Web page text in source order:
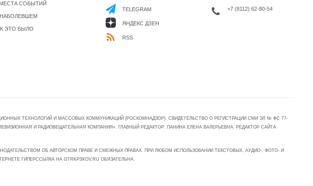
СОБЫТИЙ
ЭТО БЫЛО
TELEGRAM
ЯНДЕКС ДЗЕН
RSS
+7 (8112) 62-80-54
ТЕХНОЛОГИЙ И МАССОВЫХ КОММУНИКАЦИЙ (РОСКОМНАДЗОР). СВИДЕТЕЛЬСТВО О РЕГИСТРАЦИИ СМИ ЭЛ № ФС 77-
И РАДИОВЕЩАТЕЛЬНАЯ КОМПАНИЯ». ГЛАВНЫЙ РЕДАКТОР: ПАНИНА ЕЛЕНА ВАЛЕРЬЕВНА. РЕДАКТОР САЙТА
ОБ АВТОРСКОМ ПРАВЕ И СМЕЖНЫХ ПРАВАХ. ПРИ ЛЮБОМ ИСПОЛЬЗОВАНИИ ТЕКСТОВЫХ, АУДИО-, ФОТО- И
ГИПЕРССЫЛКА НА GTRKPSKOV.RU ОБЯЗАТЕЛЬНА.